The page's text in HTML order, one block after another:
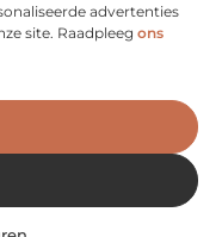
advertenties
site. Raadpleeg ons